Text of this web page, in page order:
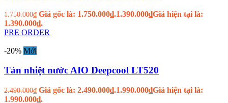
1.750.000₫ Giá gốc là: 1.750.000₫.1.390.000₫Giá hiện tại là:
1.390.000₫.
PRE ORDER
-20% Mới
Tản nhiệt nước AIO Deepcool LT520
2.490.000₫ Giá gốc là: 2.490.000₫.1.990.000₫Giá hiện tại là:
1.990.000₫.